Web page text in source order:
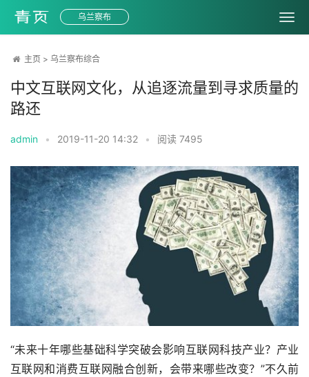
乌兰察布
主页 > 乌兰察布综合
中文互联网文化，从追逐流量到寻求质量的
路还
admin • 2019-11-20 14:32 • 阅读 7495
“未来十年哪些基础科学突破会影响互联网科技产业？产业
互联网和消费互联网融合创新，会带来哪些改变？”不久前